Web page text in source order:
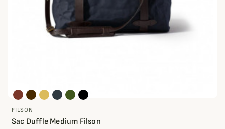
FILSON
Sac Duffle Medium Filson